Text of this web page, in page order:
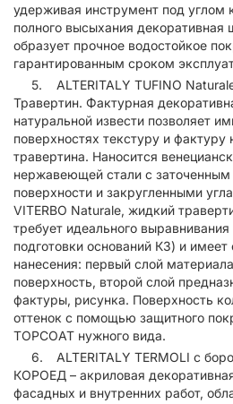
удерживая инструмент под углом
полного высыхания декоративная
образует прочное водостойкое
гарантированным сроком
ALTERITALY TUFINO
Травертин. Фактурная
натуральной извести позволяет
поверхностях текстуру и фактуру
травертина. Наносится
нержавеющей стали с
поверхности и закругленными
VITERBO Naturale, жидкий
требует идеального
подготовки оснований К3) и
нанесения: первый слой
поверхность, второй слой
фактуры, рисунка. Поверхность
оттенок с помощью защитного
TOPCOAT нужного вида.
ALTERITALY TERMOLI с
КОРОЕД – акриловая
фасадных и внутренних работ,